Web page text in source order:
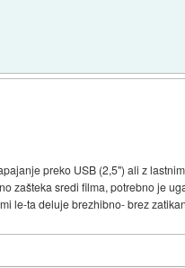
preko USB (2,5") ali z
zašteka sredi filma, potrebno je
le-ta deluje brezhibno- brez